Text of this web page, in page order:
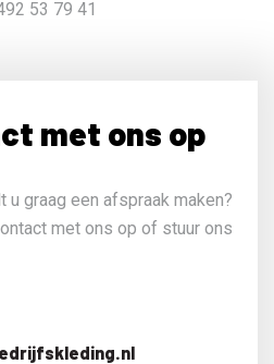
53 79 41
met ons op
u graag een afspraak maken?
met ons op of stuur ons